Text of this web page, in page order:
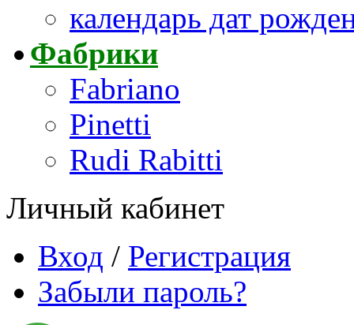
календарь дат
Фабрики
Fabriano
Pinetti
Rudi Rabitti
Личный кабинет
Вход / Регистрация
Забыли пароль?